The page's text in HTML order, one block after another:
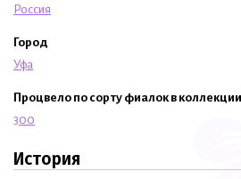
Россия
Город
Уфа
Процвело по сорту фиалок в коллекции
300
История